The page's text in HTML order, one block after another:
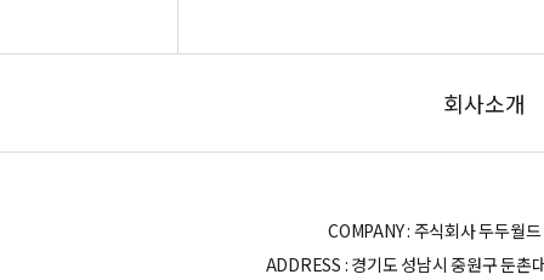
회사소개
COMPANY : 주식회사 두두
ADDRESS : 경기도 성남시 중원구 둔